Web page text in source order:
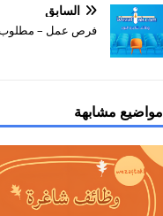
السابق
فرص عمل – مطلوب
مواضيع مشابهة